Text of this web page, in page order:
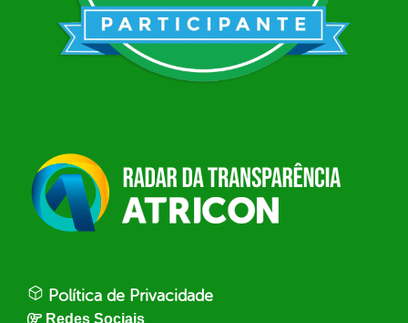
Política de Privacidade
Redes Sociais